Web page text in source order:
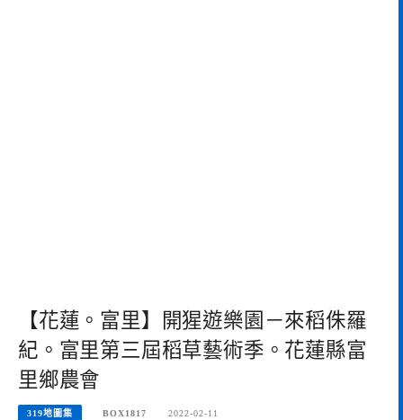
【花蓮。富里】開猩遊樂園－來稻侏羅
紀。富里第三屆稻草藝術季。花蓮縣富
里鄉農會
319地圖集 BOX1817 2022-02-11